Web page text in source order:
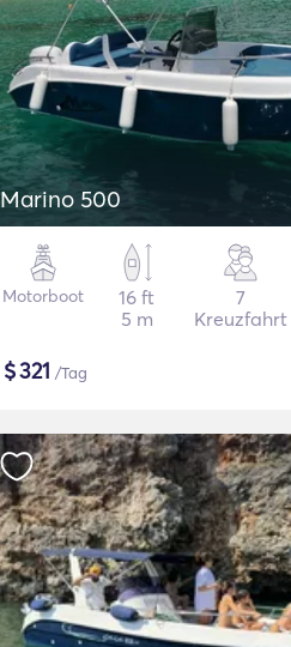
Marino 500
Motorboot
16 ft
5 m
7
Kreuzfahrt
$321 /Tag